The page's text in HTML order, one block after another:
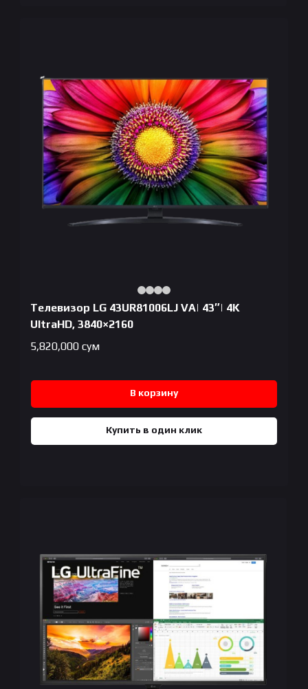
Телевизор LG 43UR81006LJ VA| 43″| 4K
UltraHD, 3840×2160
5,820,000 сум
В корзину
Купить в один клик